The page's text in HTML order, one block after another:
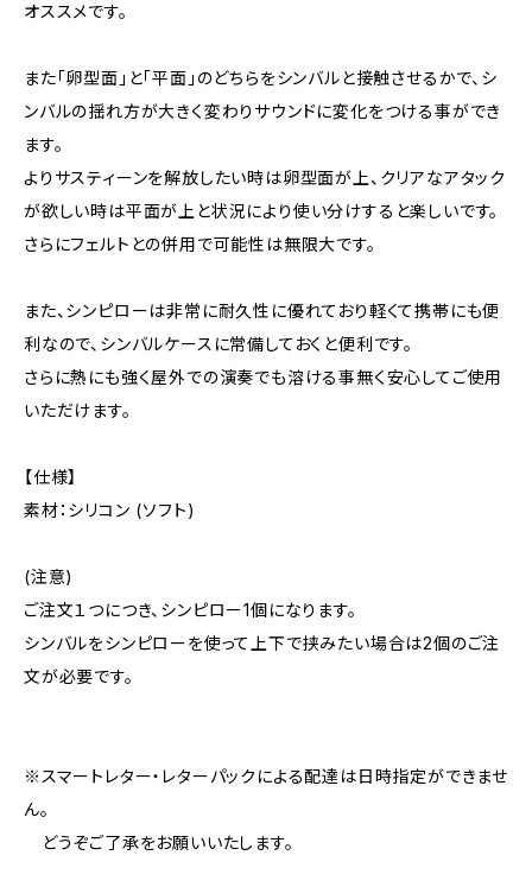
オススメです。
また「卵型面」と「平面」のどちらをシンバルと接触させるかで、シ
ンバルの揺れ方が大きく変わりサウンドに変化をつける事ができ
ます。
よりサスティーンを解放したい時は卵型面が上、クリアなアタック
が欲しい時は平面が上と状況により使い分けすると楽しいです。
さらにフェルトとの併用で可能性は無限大です。
また、シンピローは非常に耐久性に優れており軽くて携帯にも便
利なので、シンバルケースに常備しておくと便利です。
さらに熱にも強く屋外での演奏でも溶ける事無く安心してご使用
いただけます。
【仕様】
素材：シリコン (ソフト)
(注意)
ご注文１つにつき、シンピロー1個になります。
シンバルをシンピローを使って上下で挟みたい場合は2個のご注
文が必要です。
※スマートレター・レターパックによる配達は日時指定ができませ
ん。
どうぞご了承をお願いいたします。